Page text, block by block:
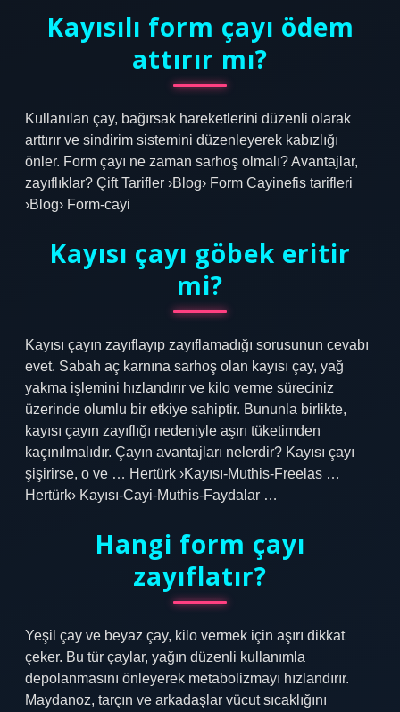
Kayısılı form çayı ödem
attırır mı?
Kullanılan çay, bağırsak hareketlerini düzenli olarak
arttırır ve sindirim sistemini düzenleyerek kabızlığı
önler. Form çayı ne zaman sarhoş olmalı? Avantajlar,
zayıflıklar? Çift Tarifler ›Blog› Form Cayinefis tarifleri
›Blog› Form-cayi
Kayısı çayı göbek eritir
mi?
Kayısı çayın zayıflayıp zayıflamadığı sorusunun cevabı
evet. Sabah aç karnına sarhoş olan kayısı çay, yağ
yakma işlemini hızlandırır ve kilo verme süreciniz
üzerinde olumlu bir etkiye sahiptir. Bununla birlikte,
kayısı çayın zayıflığı nedeniyle aşırı tüketimden
kaçınılmalıdır. Çayın avantajları nelerdir? Kayısı çayı
şişirirse, o ve … Hertürk ›Kayısı-Muthis-Freelas …
Hertürk› Kayısı-Cayi-Muthis-Faydalar …
Hangi form çayı
zayıflatır?
Yeşil çay ve beyaz çay, kilo vermek için aşırı dikkat
çeker. Bu tür çaylar, yağın düzenli kullanımla
depolanmasını önleyerek metabolizmayı hızlandırır.
Maydanoz, tarçın ve arkadaşlar vücut sıcaklığını